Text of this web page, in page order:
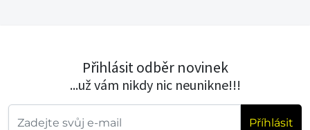
Přihlásit odběr novinek
...už vám nikdy nic neunikne!!!
Příhlásit